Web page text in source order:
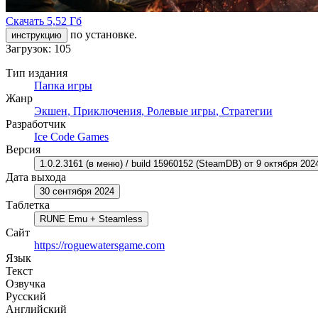
Скачать 5,52 Гб
инструкцию
по установке.
Загрузок: 105
Тип издания
Папка игры
Жанр
Экшен, Приключения, Ролевые игры, Стратегии
Разработчик
Ice Code Games
Версия
1.0.2.3161 (в меню) / build 15960152 (SteamDB) от 9 октября
Дата выхода
30 сентября 2024
Таблетка
RUNE Emu + Steamless
Сайт
https://roguewatersgame.com
Язык
Текст
Озвучка
Русский
Английский